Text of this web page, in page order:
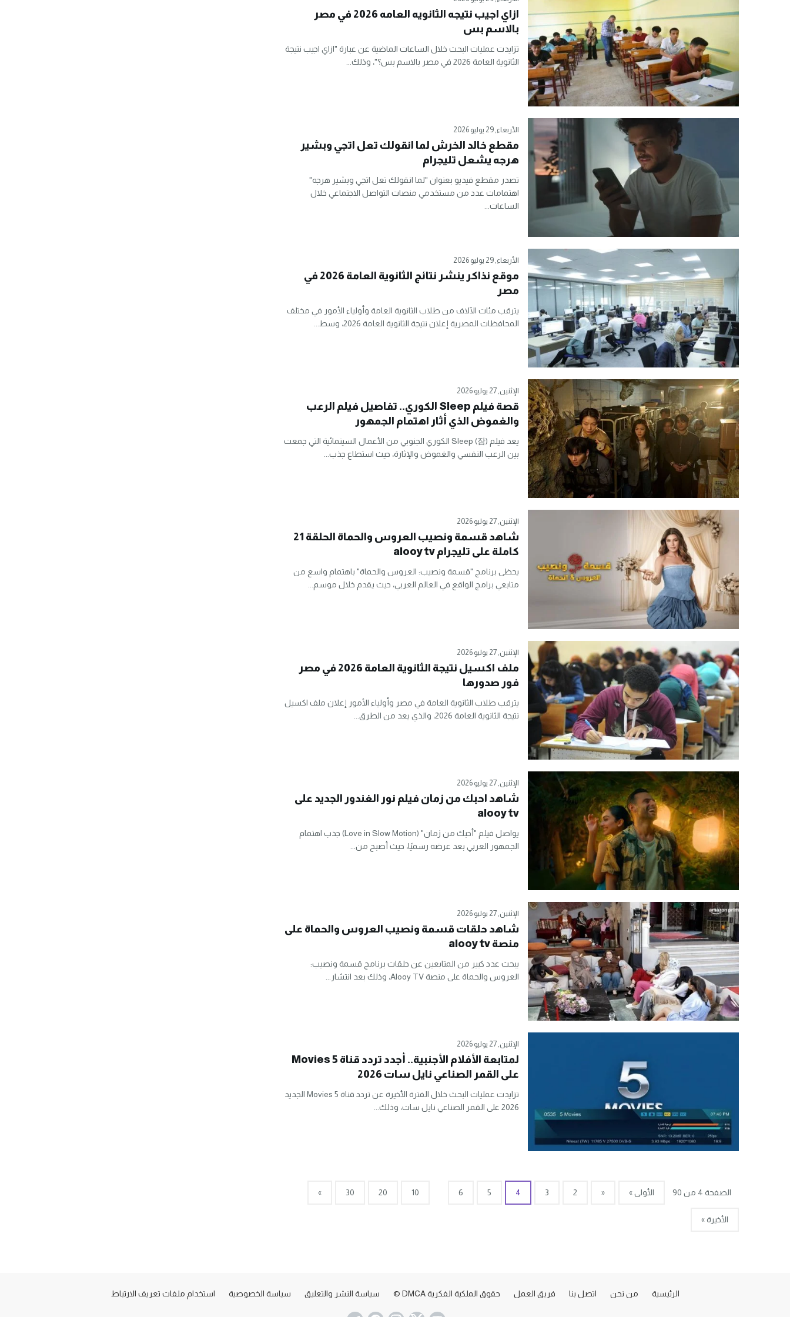
ازاي اجيب نتيجه الثانويه العامه 2026 في مصر
بالاسم بس
تزايدت عمليات البحث خلال الساعات الماضية عن عبارة "ازاي اجيب نتيجة
الثانوية العامة 2026 في مصر بالاسم بس؟"، وذلك...
الأربعاء, 29 يوليو 2026
مقطع خالد الخرش لما انقولك تعل اتجي وبشير
هرجه يشعل تليجرام
تصدر مقطع فيديو بعنوان "لما انقولك تعل اتجي وبشير هرجه"
اهتمامات عدد من مستخدمي منصات التواصل الاجتماعي خلال
الساعات...
الأربعاء, 29 يوليو 2026
موقع نذاكر ينشر نتائج الثانوية العامة 2026 في
مصر
يترقب مئات الآلاف من طلاب الثانوية العامة وأولياء الأمور في مختلف
المحافظات المصرية إعلان نتيجة الثانوية العامة 2026، وسط...
الإثنين, 27 يوليو 2026
قصة فيلم Sleep الكوري.. تفاصيل فيلم الرعب
والغموض الذي أثار اهتمام الجمهور
يعد فيلم Sleep (잠) الكوري الجنوبي من الأعمال السينمائية التي جمعت
بين الرعب النفسي والغموض والإثارة، حيث استطاع جذب...
الإثنين, 27 يوليو 2026
شاهد قسمة ونصيب العروس والحماة الحلقة 21
كاملة على تليجرام alooy tv
يحظى برنامج "قسمة ونصيب: العروس والحماة" باهتمام واسع من
متابعي برامج الواقع في العالم العربي، حيث يقدم خلال موسم...
الإثنين, 27 يوليو 2026
ملف اكسيل نتيجة الثانوية العامة 2026 في مصر
فور صدورها
يترقب طلاب الثانوية العامة في مصر وأولياء الأمور إعلان ملف اكسيل
نتيجة الثانوية العامة 2026، والذي يعد من الطرق...
الإثنين, 27 يوليو 2026
شاهد احبك من زمان فيلم نور الغندور الجديد على
alooy tv
يواصل فيلم "أحبك من زمان" (Love in Slow Motion) جذب اهتمام
الجمهور العربي بعد عرضه رسميًا، حيث أصبح من...
الإثنين, 27 يوليو 2026
شاهد حلقات قسمة ونصيب العروس والحماة على
منصة alooy tv
يبحث عدد كبير من المتابعين عن حلقات برنامج قسمة ونصيب:
العروس والحماة على منصة Alooy TV، وذلك بعد انتشار...
الإثنين, 27 يوليو 2026
لمتابعة الأفلام الأجنبية.. أجدد تردد قناة Movies 5
على القمر الصناعي نايل سات 2026
تزايدت عمليات البحث خلال الفترة الأخيرة عن تردد قناة Movies 5 الجديد
2026 على القمر الصناعي نايل سات، وذلك...
الصفحة 4 من 90 الأولى » «
2
3
4
5
6
10
20
30
»
الأخيرة »
الرئيسية من نحن اتصل بنا فريق العمل حقوق الملكية الفكرية DMCA © سياسة النشر والتعليق سياسة الخصوصية استخدام ملفات تعريف الارتباط